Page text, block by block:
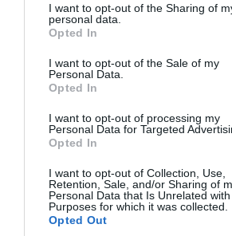
not limited to your visit or usage
grant or deny consent to Google and its
use your data for below specified
consent section.
I want to opt-out of the Sharing of
personal data.
Opted In
I want to opt-out of the Sale of my
Personal Data.
Opted In
I want to opt-out of processing my
Personal Data for Targeted
Opted In
I want to opt-out of Collection, Use,
Retention, Sale, and/or Sharing of
Personal Data that Is Unrelated
Purposes for which it was collected.
Opted Out
9. Ezüstszárnyú angyalkák
A toboztestű angyalkák villámgyorsan
felkerülnek a karácsonyfára.